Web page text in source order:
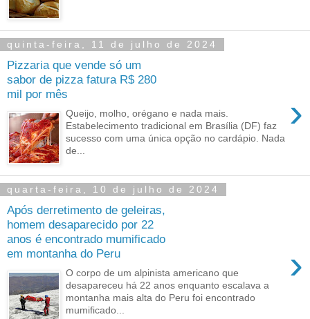
quinta-feira, 11 de julho de 2024
Pizzaria que vende só um
sabor de pizza fatura R$ 280
mil por mês
›
Queijo, molho, orégano e nada mais.
Estabelecimento tradicional em Brasília (DF) faz
sucesso com uma única opção no cardápio. Nada
de...
quarta-feira, 10 de julho de 2024
Após derretimento de geleiras,
homem desaparecido por 22
anos é encontrado mumificado
em montanha do Peru
›
O corpo de um alpinista americano que
desapareceu há 22 anos enquanto escalava a
montanha mais alta do Peru foi encontrado
mumificado...